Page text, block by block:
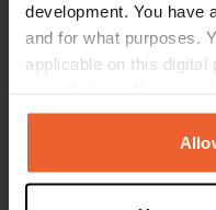
development. You have
and for what purposes.
applicable on this digital
any time from the
the Privacy trigger icon.
Carte
Afficher sur la
Visitez le site
Appelez